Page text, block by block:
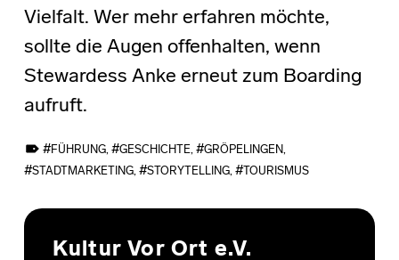
Vielfalt. Wer mehr erfahren möchte,
sollte die Augen offenhalten, wenn
Stewardess Anke erneut zum Boarding
aufruft.
TAGGED AS:
FÜHRUNG, GESCHICHTE, GRÖPELINGEN,
STADTMARKETING, STORYTELLING, TOURISMUS
Skip back to main navigation
Kultur Vor Ort e.V.